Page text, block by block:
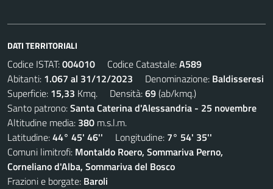
DATI TERRITORIALI
Codice ISTAT:004010 Codice Catastale:A589
Abitanti: 1.067 al 31/12/2023 Denominazione: Baldisseresi
Superficie: 15,33 Kmq. Densità:69(ab/kmq.)
Santo patrono:Santa Caterina d'Alessandria - 25 novembre
Altitudine media: 380 m.s.l.m.
Latitudine:44° 45' 46'' Longitudine: 7° 54' 35''
Comuni limitrofi: Montaldo Roero, Sommariva Perno,
Corneliano d'Alba, Sommariva del Bosco
Frazioni e borgate: Baroli